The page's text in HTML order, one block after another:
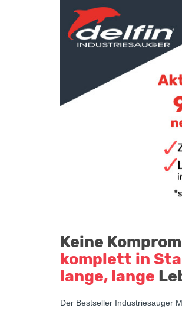
Keine
komplett in
lange, lange
Der Bestseller Industriesauger